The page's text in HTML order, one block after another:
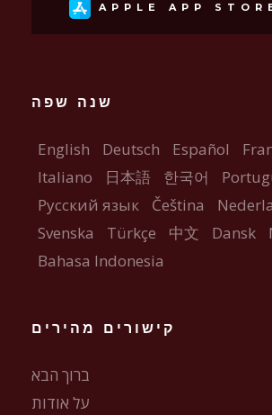
APPLE APP
שנה שפה
English Deutsch Español
Italiano
日本語 한국어
Русский язык
Čeština
Svenska
Türkçe 中文 Dansk
Bahasa Indonesia
קישורים מהירים
ברוך הבא
על אודות